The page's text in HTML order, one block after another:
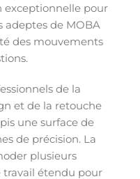
exceptionnelle pour
adeptes de MOBA
des mouvements
de la
et de la retouche
une surface de
de précision. La
plusieurs
travail étendu pour